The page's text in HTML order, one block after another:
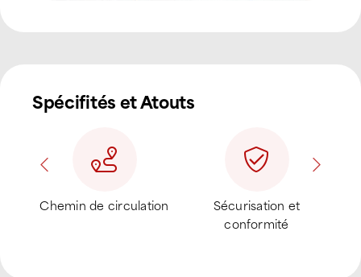
Spécifités et Atouts
Systèmes anti-volatiles